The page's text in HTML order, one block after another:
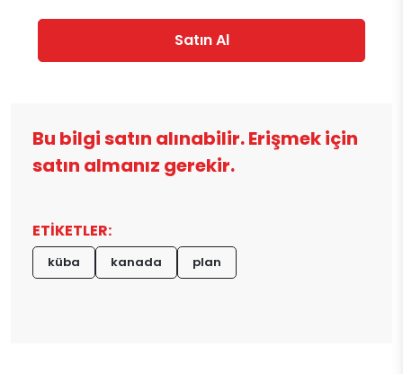
Satın Al
Bu bilgi satın alınabilir. Erişmek için
satın almanız gerekir.
ETİKETLER:
küba kanada plan